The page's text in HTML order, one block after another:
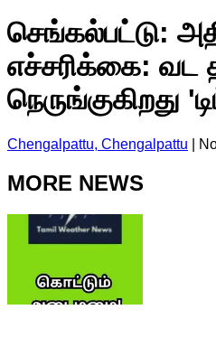
செங்கல்பட்டு:
எச்சரிக்கை: வட
நெருங்குகிறது
Chengalpattu, Chengalpattu
MORE NEWS